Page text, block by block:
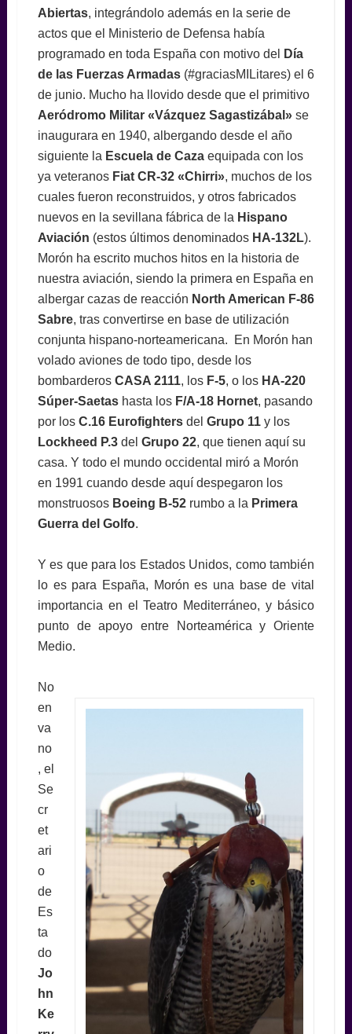
Abiertas, integrándolo además en la serie de
actos que el Ministerio de Defensa había
programado en toda España con motivo del
Día
de las Fuerzas Armadas (#graciasMILitares) el 6
de junio. Mucho ha llovido desde que el primitivo
Aeródromo Militar «Vázquez Sagastizábal»se
inaugurara en 1940, albergando desde el año
siguiente la Escuela de Caza equipada con los
ya veteranos Fiat CR-32 «Chirri», muchos de los
cuales fueron reconstruidos, y otros fabricados
nuevos en la sevillana fábrica de la Hispano
Aviación (estos últimos denominados HA-132L).
Morón ha escrito muchos hitos en la historia de
nuestra aviación, siendo la primera en España en
albergar cazas de reacción North American F-86
Sabre, tras convertirse en base de utilización
conjunta hispano-norteamericana. En Morón han
volado aviones de todo tipo, desde los
bombarderos CASA 2111, los F-5, o los HA-220
Súper-Saetashasta los F/A-18 Hornet, pasando
por los C.16 Eurofightersdel Grupo 11y los
Lockheed P.3del Grupo 22, que tienen aquí su
casa. Y todo el mundo occidental miró a Morón
en 1991 cuando desde aquí despegaron los
monstruosos Boeing B-52rumbo a la Primera
Guerra del Golfo.
Y es que para los Estados Unidos, como también
lo es para España, Morón es una base de vital
importancia en el Teatro Mediterráneo, y básico
punto de apoyo entre Norteamérica y Oriente
Medio.
No
en
va
no
, el
Se
cr
et
ari
o
de
Es
ta
do
Jo
hn
Ke